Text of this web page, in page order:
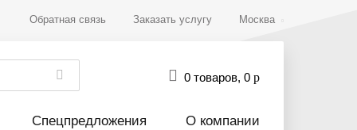
Обратная связь Заказать услугу Москва
0 товаров, 0 р
Спецпредложения О компании